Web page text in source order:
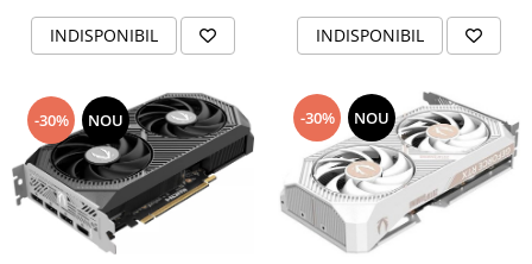
INDISPONIBIL INDISPONIBIL
-30% NOU -30% NOU